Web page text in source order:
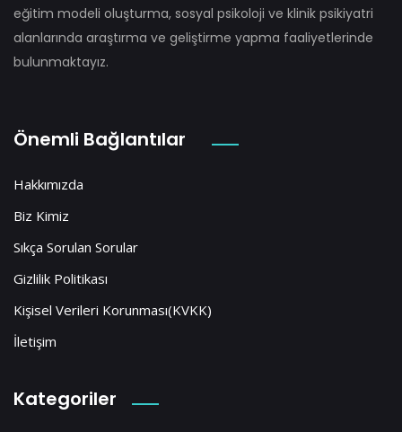
eğitim modeli oluşturma, sosyal psikoloji ve klinik psikiyatri
alanlarında araştırma ve geliştirme yapma faaliyetlerinde
bulunmaktayız.
Önemli Bağlantılar
Hakkımızda
Biz Kimiz
Sıkça Sorulan Sorular
Gizlilik Politikası
Kişisel Verileri Korunması(KVKK)
İletişim
Kategoriler